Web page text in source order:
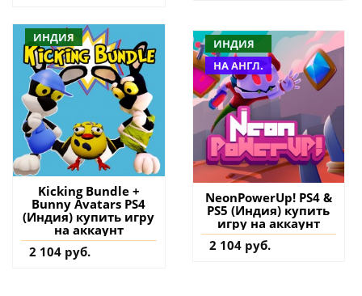
ИНДИЯ
Kicking Bundle +
Bunny Avatars PS4
(Индия) купить игру
на аккаунт
2 104 руб.
ИНДИЯ
НА АНГЛ.
NeonPowerUp! PS4 &
PS5 (Индия) купить
игру на аккаунт
2 104 руб.